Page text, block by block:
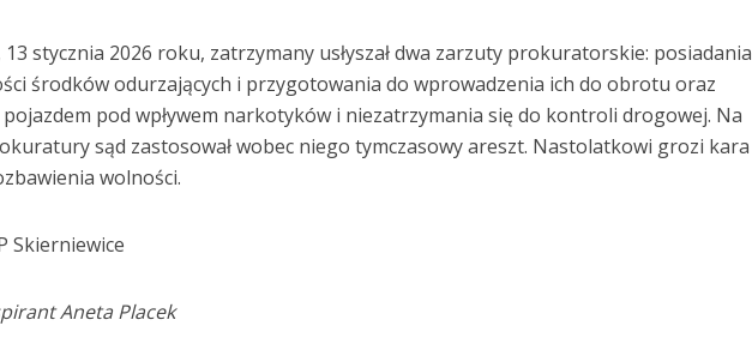
stycznia 2026 roku, zatrzymany usłyszał dwa zarzuty prokuratorskie: posiadania
środków odurzających i przygotowania do wprowadzenia ich do obrotu oraz
pod wpływem narkotyków i niezatrzymania się do kontroli drogowej. Na
sąd zastosował wobec niego tymczasowy areszt. Nastolatkowi grozi kara
wolności.
Skierniewice
Aneta Placek